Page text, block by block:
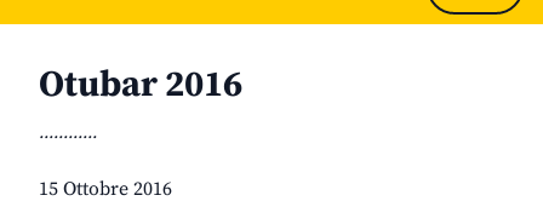
Otubar 2016
............
15 Ottobre 2016